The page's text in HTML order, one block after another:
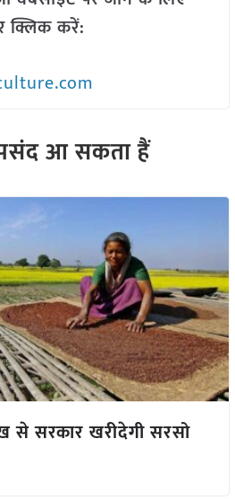
क्लिक करें:
आ सकता हैं
से सरकार खरीदेगी सरसो